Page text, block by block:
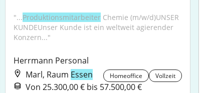
"...Produktionsmitarbeiter Chemie (m/w/d)UNSER
KUNDEUnser Kunde ist ein weltweit agierender
Konzern..."
Herrmann Personal
Marl, Raum Essen Homeoffice Vollzeit
Von 25.300,00 € bis 57.500,00 €